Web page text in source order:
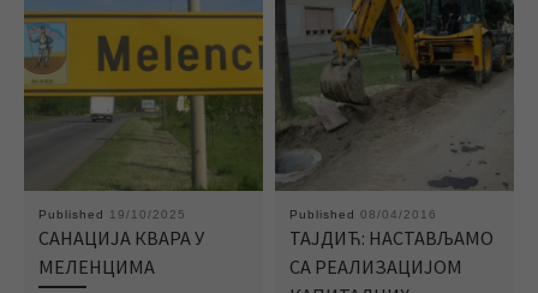
Published 19/10/2025
САНАЦИЈА КВАРА У
МЕЛЕНЦИМА
Published 08/04/2016
ТАЈДИЋ: НАСТАВЉАМО
СА РЕАЛИЗАЦИЈОМ